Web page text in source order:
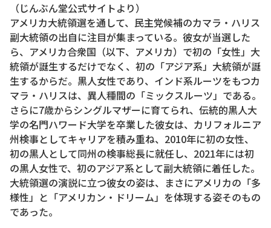
（じんぶん堂公式サイトより）
アメリカ大統領選を通して、民主党候補のカマラ・ハリス
副大統領の出自に注目が集まっている。彼女が当選した
ら、アメリカ合衆国（以下、アメリカ）で初の「女性」大
統領が誕生するだけでなく、初の「アジア系」大統領が誕
生するからだ。黒人女性であり、インド系ルーツをもつカ
マラ・ハリスは、異人種間の「ミックスルーツ」である。
さらに7歳からシングルマザーに育てられ、伝統的黒人大
学の名門ハワード大学を卒業した彼女は、カリフォルニア
州検事としてキャリアを積み重ね、2010年に初の女性、
初の黒人として同州の検事総長に就任し、2021年には初
の黒人女性で、初のアジア系として副大統領に着任した。
大統領選の演説に立つ彼女の姿は、まさにアメリカの「多
様性」と「アメリカン・ドリーム」を体現する姿そのもの
であった。